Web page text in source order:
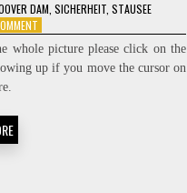
DAM SICHERHEIT, STAUSEE
ON
DANGER
KEEP
OFF
whole picture please click on the
up if you move the cursor on